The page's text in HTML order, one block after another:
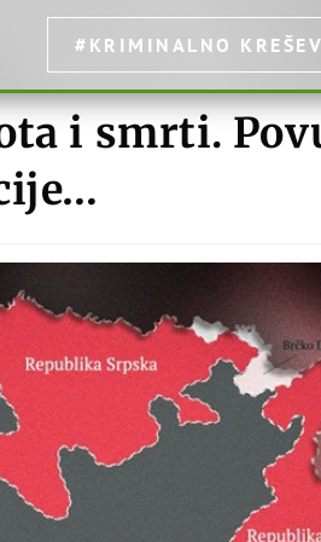
#KRIMINALNO
i smrti.